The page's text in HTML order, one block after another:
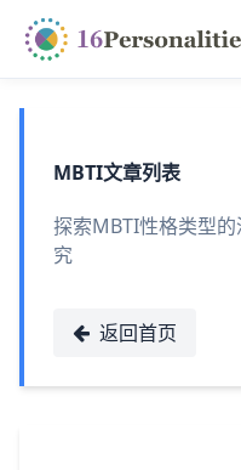
MBTI文章列表
探索MBTI性格类型
究
返回首页